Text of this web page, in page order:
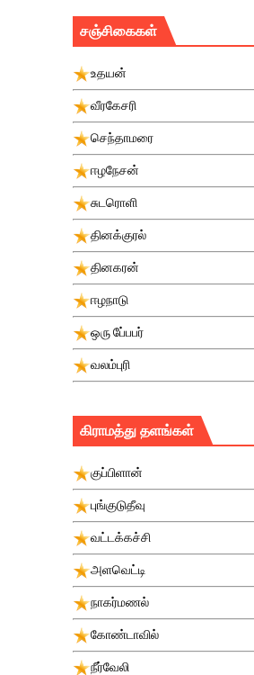
சஞ்சிகைகள்
உதயன்
வீரகேசரி
செந்தாமரை
ஈழநேசன்
சுடரொளி
தினக்குரல்
தினகரன்
ஈழநாடு
ஒரு பே்பபர்
வலம்புரி
கிராமத்து தளங்கள்
குப்பிளான்
புங்குடுதீவு
வட்டக்கச்சி
அளவெட்டி
நாகர்மணல்
கோண்டாவில்
நீர்வேலி